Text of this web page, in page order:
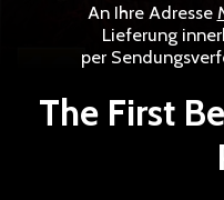
An Ihre Adresse
Lieferung
per
The First